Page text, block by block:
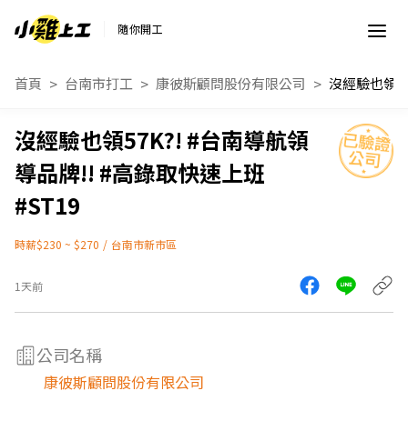
隨你開工
首頁 台南市打工 康彼斯顧問股份有限公司
沒經驗也領57K?! #台南導航領
導品牌!! #高錄取快速上班
#ST19
時薪$230 ~ $270 / 台南市新市區
1天前
公司名稱
康彼斯顧問股份有限公司